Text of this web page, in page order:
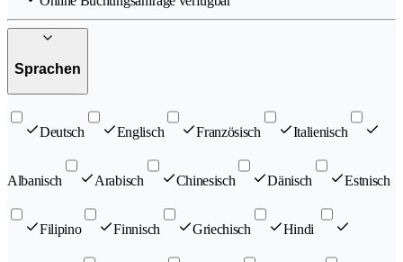
Sprachen
Deutsch Englisch Französisch Italienisch
Albanisch Arabisch Chinesisch Dänisch Estnisch
Filipino Finnisch Griechisch Hindi